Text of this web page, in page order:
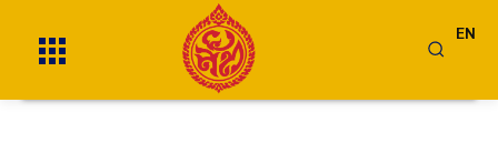
EN